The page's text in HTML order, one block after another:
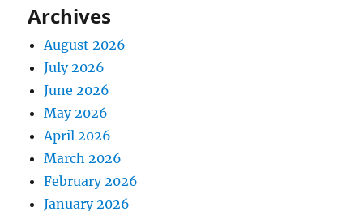
Archives
August 2026
July 2026
June 2026
May 2026
April 2026
March 2026
February 2026
January 2026